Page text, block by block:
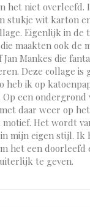
het niet overleefd.
stukje wit karton
Eigenlijk in de
maakten ook de
Mankes die
Deze collage is
heb ik op
een ondergrond
daar weer op
Het wordt
mijn eigen stijl. Ik
het een doorleefd
te geven.